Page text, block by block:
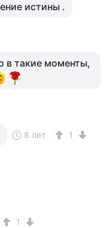
истины .
в такие моменты,
8 лет 1
1